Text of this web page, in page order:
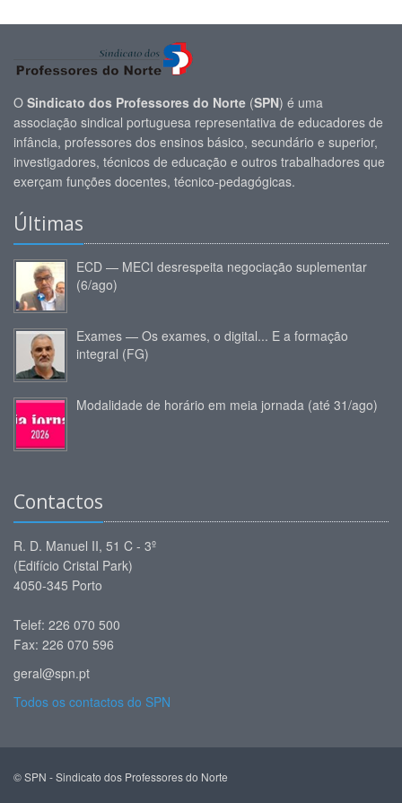
O Sindicato dos Professores do Norte (SPN) é uma
associação sindical portuguesa representativa de educadores de
infância, professores dos ensinos básico, secundário e superior,
investigadores, técnicos de educação e outros trabalhadores que
exerçam funções docentes, técnico-pedagógicas.
Últimas
ECD — MECI desrespeita negociação suplementar
(6/ago)
Exames — Os exames, o digital... E a formação
integral (FG)
Modalidade de horário em meia jornada (até 31/ago)
Contactos
R. D. Manuel II, 51 C - 3º
(Edifício Cristal Park)
4050-345 Porto
Telef: 226 070 500
Fax: 226 070 596
geral@spn.pt
Todos os contactos do SPN
© SPN - Sindicato dos Professores do Norte